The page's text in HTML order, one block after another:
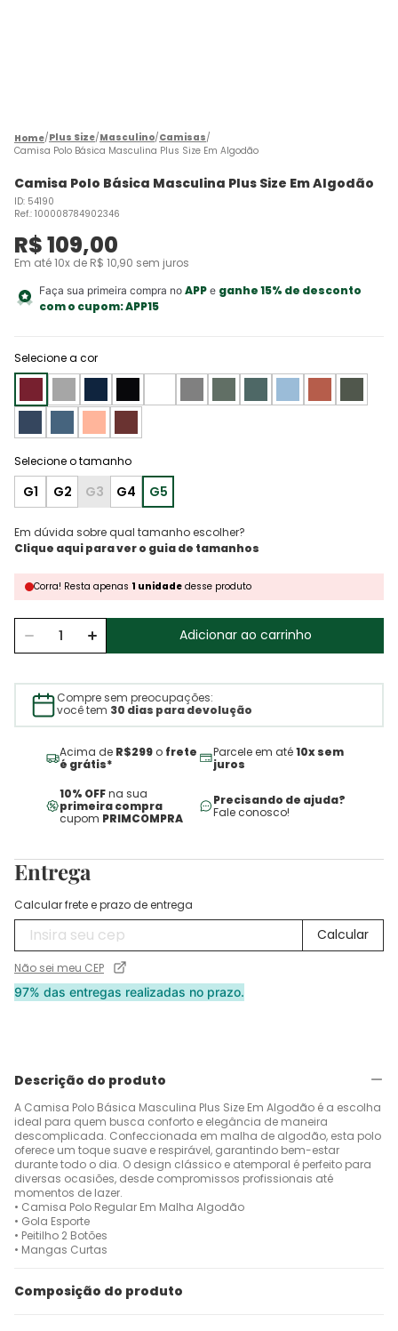
Plus Size Masculino Camisas
Camisa Polo Básica Masculina Plus Size Em Algodão
Camisa Polo Básica Masculina Plus Size Em Algodão
ID: 54190
Ref.: 100008784902346
R$109,00
Em até10x de R$ 10,90 sem juros
Faça sua primeira compra no APPe ganhe 15% de desconto
com o cupom:APP15
Selecione a cor
G1 G2 G3 G4 G5
Em dúvida sobre qual tamanho escolher?
Corra! Resta apenas 1 unidade desse produto
Adicionar ao carrinho
Compre sem preocupações:
você tem 30 dias para devolução
Acima de R$299 o frete
é grátis*
Parcele em até10x sem
juros
10% OFFna sua
primeira compra
cupom PRIMCOMPRA
Precisando de ajuda?
Fale conosco!
Entrega
Calcular frete e prazo de entrega
Não sei meu CEP
97% das entregas realizadas no prazo.
Descrição do produto
A Camisa Polo Básica Masculina Plus Size Em Algodão é a escolha
ideal para quem busca conforto e elegância de maneira
descomplicada. Confeccionada em malha de algodão, esta polo
oferece um toque suave e respirável, garantindo bem-estar
durante todo o dia. O design clássico e atemporal é perfeito para
diversas ocasiões, desde compromissos profissionais até
momentos de lazer.
• Camisa Polo Regular Em Malha Algodão
• Gola Esporte
• Peitilho 2 Botões
• Mangas Curtas
Composição do produto